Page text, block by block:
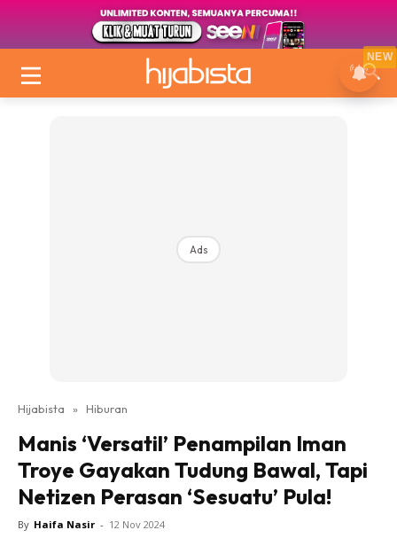
Ads
Hijabista » Hiburan
Manis ‘Versatil’ Penampilan Iman
Troye Gayakan Tudung Bawal, Tapi
Netizen Perasan ‘Sesuatu’ Pula!
By Haifa Nasir - 12 Nov 2024
NEW